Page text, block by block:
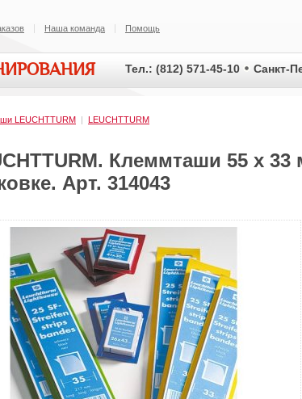
Наша команда Помощь
Тел.: (812) 571-45-10 Санкт-
LEUCHTTURM | LEUCHTTURM
Клеммташи 55 х
Арт. 314043